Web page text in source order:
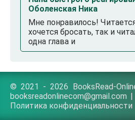
Оболенская Ника
Мне понравилось!
хочется бросать, так и
одна глава и
© 2021 - 2026 BooksRead-
booksreadonlinecom@gmail.com |
Политика конфиденциальности